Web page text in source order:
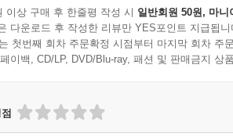
이상 구매 후 한줄평 작성 시 일반회원 50원, 마니
다운로드 후 작성한 리뷰만 YES포인트 지급됩니
첫번째 회차 주문확정 시점부터 마지막 회차 주
이백, CD/LP, DVD/Blu-ray, 패션 및 판매금지 상